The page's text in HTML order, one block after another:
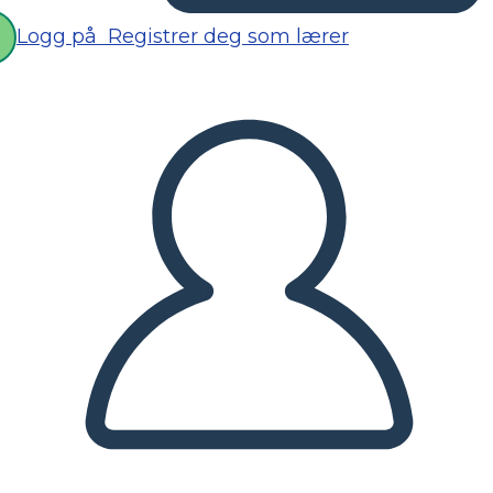
Logg på Registrer deg som lærer